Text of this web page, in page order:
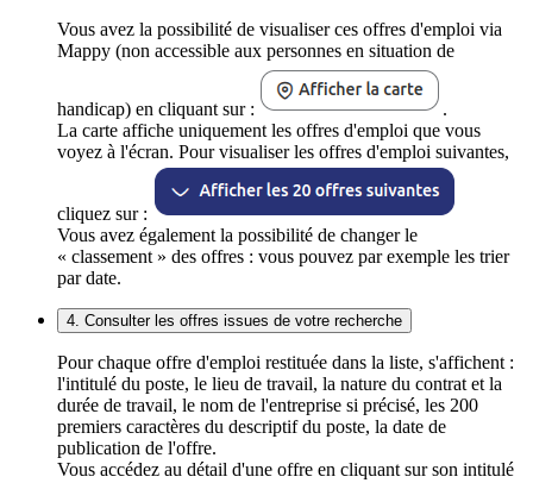
Vous avez la possibilité de visualiser ces offres d'emploi via
Mappy (non accessible aux personnes en situation de
handicap) en cliquant sur :
.
La carte affiche uniquement les offres d'emploi que vous
voyez à l'écran. Pour visualiser les offres d'emploi suivantes,
cliquez sur :
Vous avez également la possibilité de changer le
« classement » des offres : vous pouvez par exemple les trier
par date.
4. Consulter les offres issues de votre recherche
Pour chaque offre d'emploi restituée dans la liste, s'affichent :
l'intitulé du poste, le lieu de travail, la nature du contrat et la
durée de travail, le nom de l'entreprise si précisé, les 200
premiers caractères du descriptif du poste, la date de
publication de l'offre.
Vous accédez au détail d'une offre en cliquant sur son intitulé